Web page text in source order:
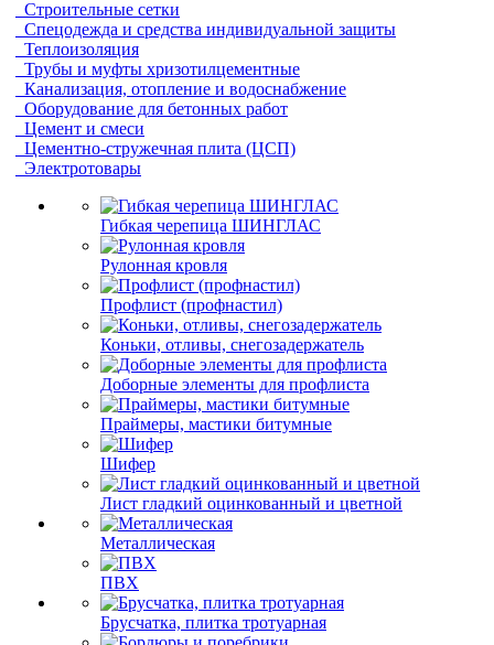
Строительные сетки
Спецодежда и средства индивидуальной защиты
Теплоизоляция
Трубы и муфты хризотилцементные
Канализация, отопление и водоснабжение
Оборудование для бетонных работ
Цемент и смеси
Цементно-стружечная плита (ЦСП)
Электротовары
Гибкая черепица ШИНГЛАС
Рулонная кровля
Профлист (профнастил)
Коньки, отливы, снегозадержатель
Доборные элементы для профлиста
Праймеры, мастики битумные
Шифер
Лист гладкий оцинкованный и цветной
Металлическая
ПВХ
Брусчатка, плитка тротуарная